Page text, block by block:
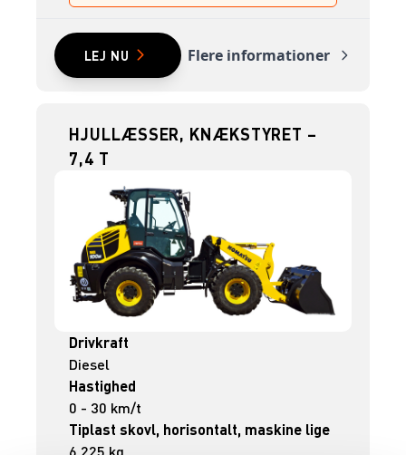
LEJ NU Flere informationer
HJULLÆSSER, KNÆKSTYRET –
7,4 T
Drivkraft
Diesel
Hastighed
0 - 30 km/t
Tiplast skovl, horisontalt, maskine lige
6.225 kg